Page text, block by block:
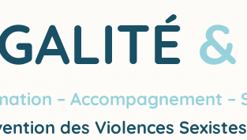
&
– Accompagnement –
des Violences